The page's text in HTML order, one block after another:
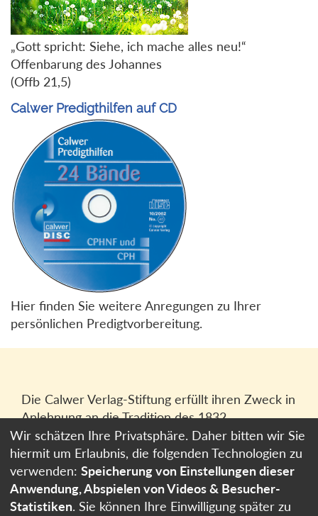
„Gott spricht: Siehe, ich mache alles neu!“
Offenbarung des Johannes
(Offb 21,5)
Calwer Predigthilfen auf CD
Hier finden Sie weitere Anregungen zu Ihrer
persönlichen Predigtvorbereitung.
Die Calwer Verlag-Stiftung erfüllt ihren Zweck in
Anlehnung an die Tradition des 1832
gegründeten Calwer Verlagsvereins, der
heutigen Calwer Verlag Bücher und Medien
GmbHin Stuttgart.
Impressum
Datenschutzerklärung
Wir schätzen Ihre Privatsphäre. Daher bitten wir Sie
hiermit um Erlaubnis, die folgenden Technologien zu
verwenden: Speicherung von Einstellungen dieser
Anwendung, Abspielen von Videos & Besucher-
Statistiken. Sie können Ihre Einwilligung später zu